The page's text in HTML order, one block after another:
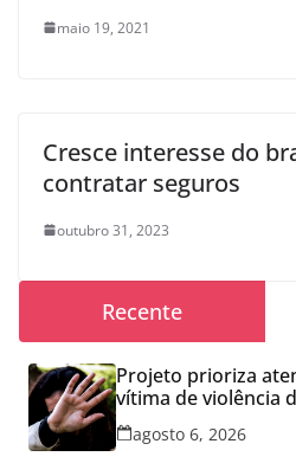
maio 19, 2021
Cresce interesse do
contratar seguros
outubro 31, 2023
Recente
Projeto prioriza
vítima de violência
agosto 6, 2026